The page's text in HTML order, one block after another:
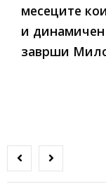
месеците
и динамичен
заврши